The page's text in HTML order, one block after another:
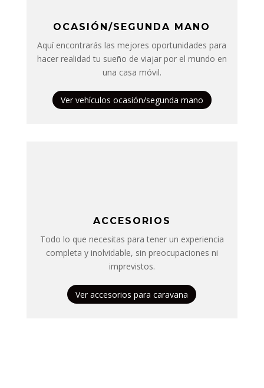
OCASIÓN/SEGUNDA MANO
Aquí encontrarás las mejores oportunidades para
hacer realidad tu sueño de viajar por el mundo en
una casa móvil.
Ver vehículos ocasión/segunda mano
ACCESORIOS
Todo lo que necesitas para tener un experiencia
completa y inolvidable, sin preocupaciones ni
imprevistos.
Ver accesorios para caravana